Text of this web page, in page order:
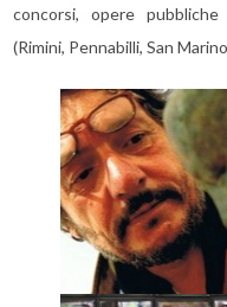
concorsi, opere
(Rimini, Pennabilli, San